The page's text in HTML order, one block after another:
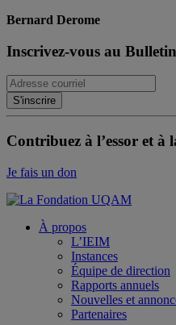
Bernard Derome
Inscrivez-vous au
Contribuez à l’essor et à
Je fais un don
À propos
L’IEIM
Instances
Équipe de direction
Rapports annuels
Nouvelles et
Partenaires